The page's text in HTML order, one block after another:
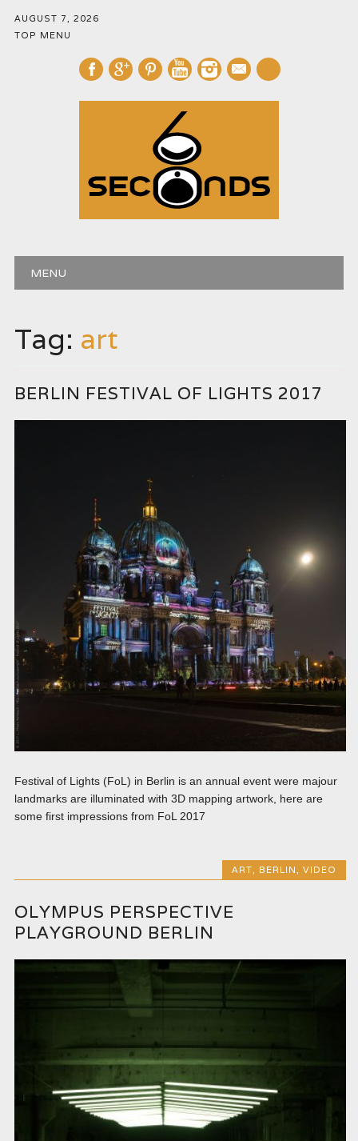
AUGUST 7, 2026
TOP MENU
mail
Main menu
MENU
Tag: art
BERLIN FESTIVAL OF LIGHTS 2017
Festival of Lights (FoL) in Berlin is an annual event were majour
landmarks are illuminated with 3D mapping artwork, here are
some first impressions from FoL 2017
ART, BERLIN, VIDEO
OLYMPUS PERSPECTIVE
PLAYGROUND BERLIN